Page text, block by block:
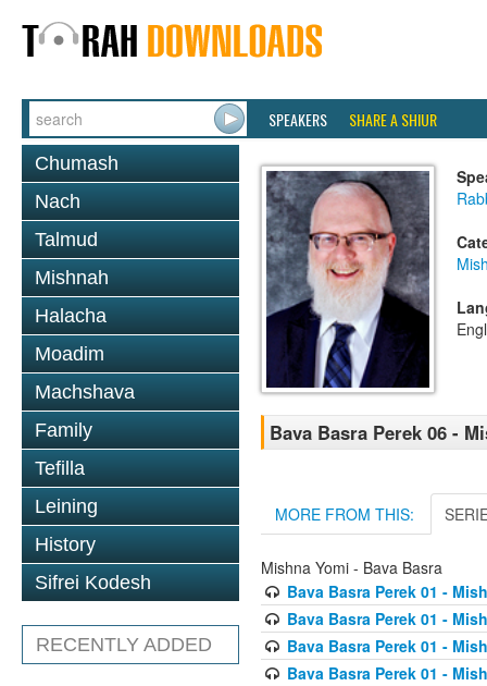
SPEAKERS SHARE A SHIUR
Chumash
Nach
Talmud
Mishnah
Halacha
Moadim
Machshava
Family
Tefilla
Leining
History
Sifrei Kodesh
RECENTLY ADDED
Bava Basra Perek 06 -
MORE FROM THIS:
Mishna Yomi - Bava Basra
Bava Basra Perek 01 -
Bava Basra Perek 01 -
Bava Basra Perek 01 -
Bava Basra Perek 01 -